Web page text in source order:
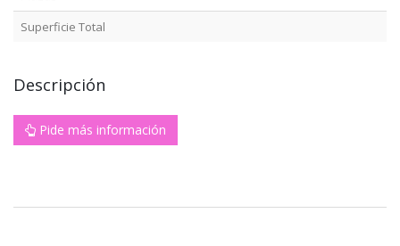
Superficie Total
Descripción
Pide más información